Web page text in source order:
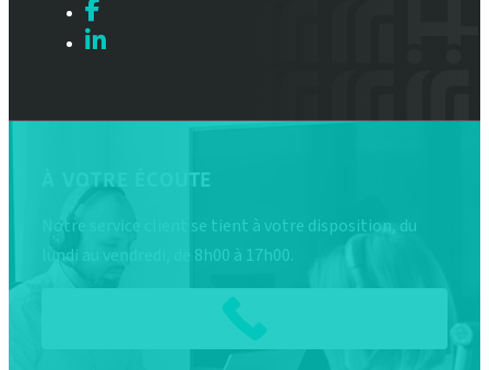
À VOTRE ÉCOUTE
Notre service client se tient à votre disposition, du
lundi au vendredi, de 8h00 à 17h00.